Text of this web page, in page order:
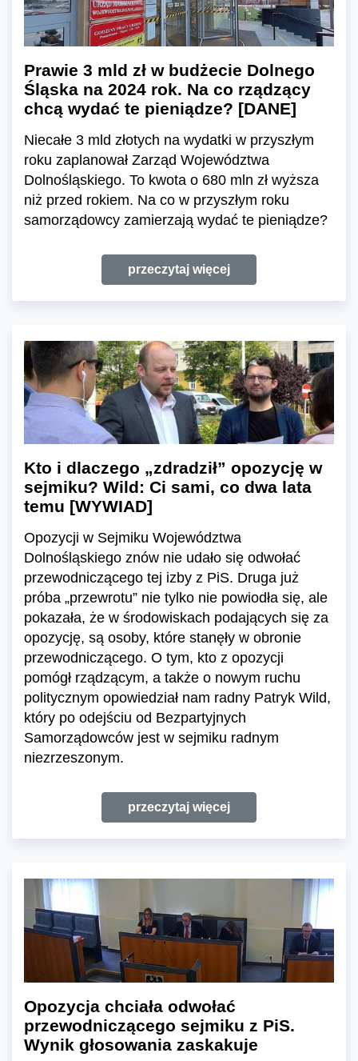
Prawie 3 mld zł w budżecie Dolnego
Śląska na 2024 rok. Na co rządzący
chcą wydać te pieniądze? [DANE]
Niecałe 3 mld złotych na wydatki w przyszłym
roku zaplanował Zarząd Województwa
Dolnośląskiego. To kwota o 680 mln zł wyższa
niż przed rokiem. Na co w przyszłym roku
samorządowcy zamierzają wydać te pieniądze?
przeczytaj więcej
Kto i dlaczego „zdradził” opozycję w
sejmiku? Wild: Ci sami, co dwa lata
temu [WYWIAD]
Opozycji w Sejmiku Województwa
Dolnośląskiego znów nie udało się odwołać
przewodniczącego tej izby z PiS. Druga już
próba „przewrotu” nie tylko nie powiodła się, ale
pokazała, że w środowiskach podających się za
opozycję, są osoby, które stanęły w obronie
przewodniczącego. O tym, kto z opozycji
pomógł rządzącym, a także o nowym ruchu
politycznym opowiedział nam radny Patryk Wild,
który po odejściu od Bezpartyjnych
Samorządowców jest w sejmiku radnym
niezrzeszonym.
przeczytaj więcej
Opozycja chciała odwołać
przewodniczącego sejmiku z PiS.
Wynik głosowania zaskakuje